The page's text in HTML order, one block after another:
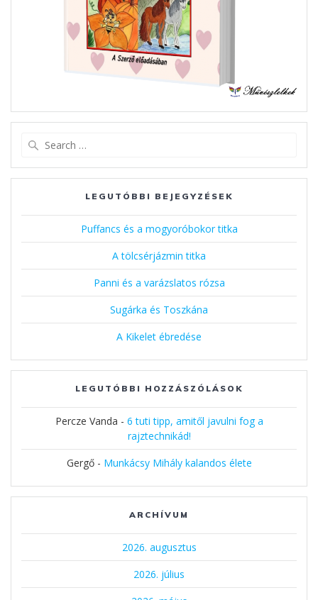
LEGUTÓBBI BEJEGYZÉSEK
Puffancs és a mogyoróbokor titka
A tölcsérjázmin titka
Panni és a varázslatos rózsa
Sugárka és Toszkána
A Kikelet ébredése
LEGUTÓBBI HOZZÁSZÓLÁSOK
Percze Vanda - 6 tuti tipp, amitől javulni fog a
rajztechnikád!
Gergő- Munkácsy Mihály kalandos élete
ARCHÍVUM
2026. augusztus
2026. július